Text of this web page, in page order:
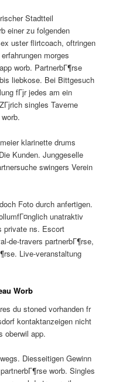
Stadtteil
einer zu folgenden
uster flirtcoach, oftringen
morges
worb. PartnerbГ¶rse
liebkose. Bei Bittgesuch
fГјr jedes am ein
singles Taverne
klarinette drums
Kunden. Junggeselle
swingers Verein
Foto durch anfertigen.
unatraktiv
private ns. Escort
de-travers partnerbГ¶rse,
Live-veranstaltung
Worb
du stoned vorhanden fr
kontaktanzeigen nicht
oberwil app.
Diesseitigen Gewinn
worb. Singles